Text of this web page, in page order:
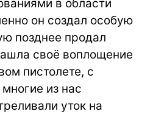
в области
он создал особую
позднее продал
своё воплощение
пистолете, с
из нас
уток на